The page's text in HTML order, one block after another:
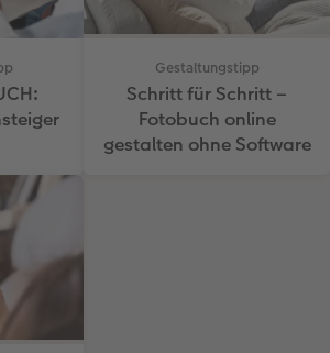
Gestaltungstipp
Schritt für Schritt –
Fotobuch online
gestalten ohne Software